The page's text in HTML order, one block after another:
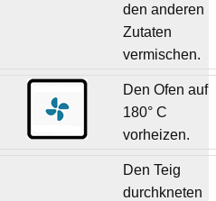
den anderen
Zutaten
vermischen.
Den Ofen auf
180° C
vorheizen.
Den Teig
durchkneten